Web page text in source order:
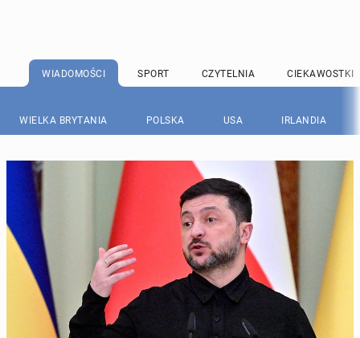
WIADOMOŚCI SPORT CZYTELNIA CIEKAWOSTKI
WIELKA BRYTANIA POLSKA USA IRLANDIA